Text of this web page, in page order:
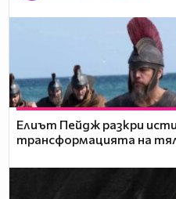
Елиът Пейдж разкри
трансформацията на